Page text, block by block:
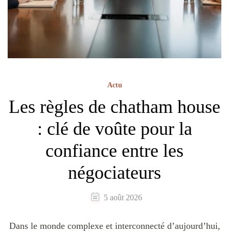
Actu
Les règles de chatham house
: clé de voûte pour la
confiance entre les
négociateurs
5 août 2026
Dans le monde complexe et interconnecté d’aujourd’hui,